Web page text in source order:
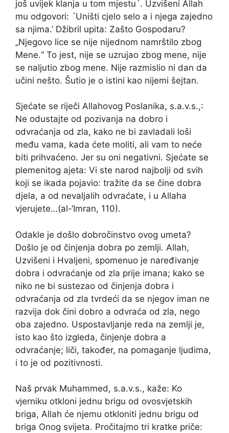
još uvijek klanja u tom mjestu´. Uzvišeni Allah
mu odgovori: ´Uništi cjelo selo a i njega zajedno
sa njima.’ Džibril upita: Zašto Gospodaru?
„Njegovo lice se nije nijednom namrštilo zbog
Mene.“ To jest, nije se uzrujao zbog mene, nije
se naljutio zbog mene. Nije razmislio ni dan da
učini nešto. Šutio je o istini kao nijemi šejtan.
Sjećate se riječi Allahovog Poslanika, s.a.v.s.,:
Ne odustajte od pozivanja na dobro i
odvraćanja od zla, kako ne bi zavladali loši
među vama, kada ćete moliti, ali vam to neće
biti prihvaćeno. Jer su oni negativni. Sjećate se
plemenitog ajeta: Vi ste narod najbolji od svih
koji se ikada pojavio: tražite da se čine dobra
djela, a od nevaljalih odvraćate, i u Allaha
vjerujete…(al-‘Imran, 110).
Odakle je došlo dobročinstvo ovog umeta?
Došlo je od činjenja dobra po zemlji. Allah,
Uzvišeni i Hvaljeni, spomenuo je naređivanje
dobra i odvraćanje od zla prije imana; kako se
niko ne bi sustezao od činjenja dobra i
odvraćanja od zla tvrdeći da se njegov iman ne
razvija dok čini dobro a odvraća od zla, nego
oba zajedno. Uspostavljanje reda na zemlji je,
isto kao što izgleda, činjenje dobra a
odvraćanje; liči, također, na pomaganje ljudima,
i to je od pozitivnosti.
Naš prvak Muhammed, s.a.v.s., kaže: Ko
vjerniku otkloni jednu brigu od ovosvjetskih
briga, Allah će njemu otkloniti jednu brigu od
briga Onog svijeta. Pročitajmo tri kratke priče: